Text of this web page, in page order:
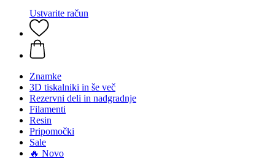
Ustvarite račun
Znamke
3D tiskalniki in še več
Rezervni deli in nadgradnje
Filamenti
Resin
Pripomočki
Sale
🔥 Novo